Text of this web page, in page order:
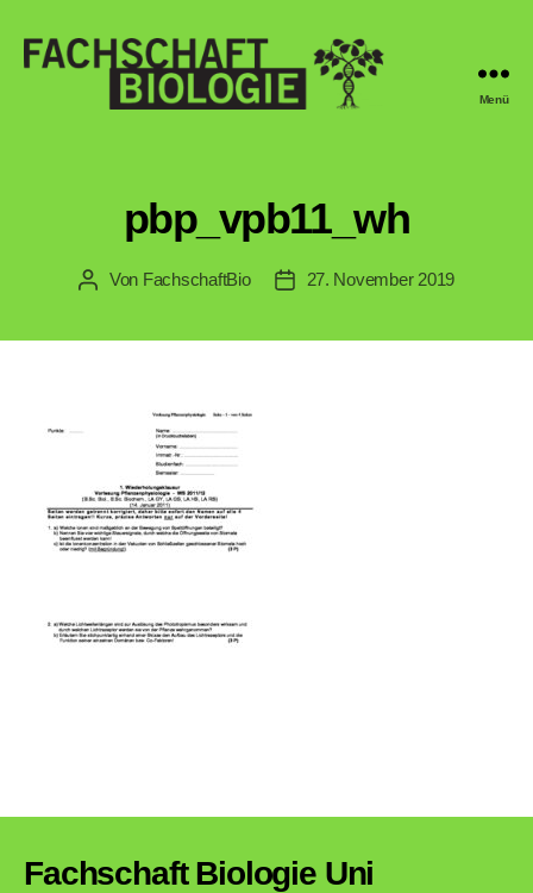
Menü
pbp_vpb11_wh
Beitragsautor
Von FachschaftBio Veröffentlichungsdatum
27. November 2019
Fachschaft Biologie Uni